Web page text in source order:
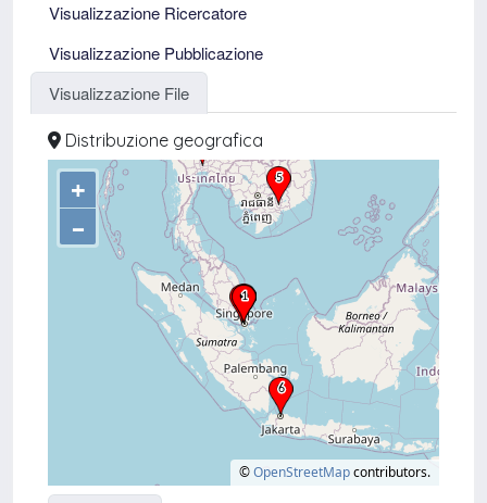
Visualizzazione Ricercatore
Visualizzazione Pubblicazione
Visualizzazione File
Distribuzione geografica
+
–
©OpenStreetMapcontributors.